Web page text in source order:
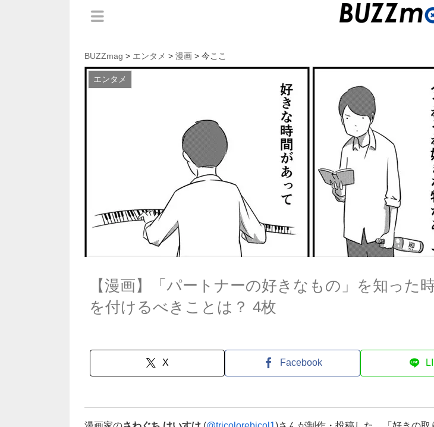
BUZZmag > エンタメ > 漫画 > 今ここ
エンタメ
【漫画】「パートナーの好きなもの」を知った
を付けるべきことは？ 4枚
X Facebook